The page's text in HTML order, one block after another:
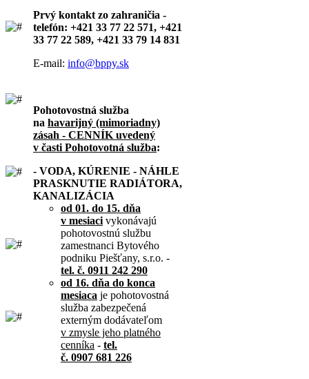
Prvý kontakt zo zahraničia -
telefón: +421 33 77 22 571, +421
33 77 22 589, +421 33 79 14 831
E-mail: info@bppy.sk
Pohotovostná služba
na havarijný (mimoriadny)
zásah - CENNÍK uvedený
v časti Pohotovotná služba:
- VODA, KÚRENIE - NÁHLE
PRASKNUTIE RADIÁTORA,
KANALIZÁCIA
od 01. do 15. dňa
v mesiaci vykonávajú
pohotovostnú službu
zamestnanci Bytového
podniku Piešťany, s.r.o. -
tel. č. 0911 242 290
od 16. dňa do konca
mesiaca je pohotovostná
služba zabezpečená
externým dodávateľom
v zmysle jeho platného
cenníka - tel.
č. 0907 681 226